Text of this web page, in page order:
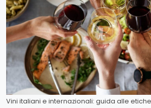
Vini italiani e internazionali: guida alle